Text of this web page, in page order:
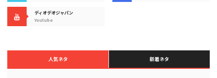
ディオデオジャパン
Youtube
人気ネタ 新着ネタ